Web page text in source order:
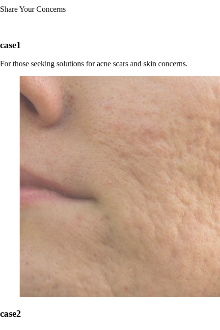
Share Your Concerns
case1
For those seeking solutions for acne scars and skin concerns.
case2